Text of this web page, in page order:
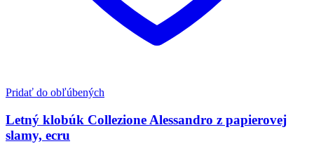
Pridať do obľúbených
Letný klobúk Collezione Alessandro z papierovej
slamy, ecru